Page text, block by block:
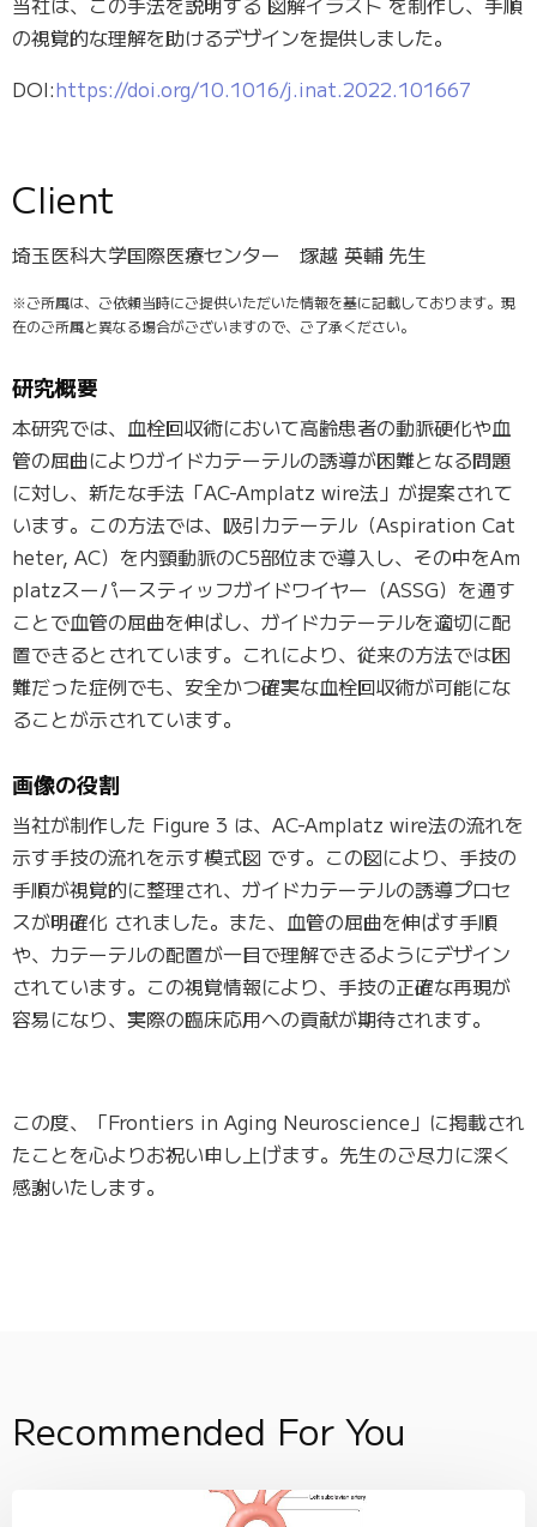
の視覚的な理解を助けるデザインを提供しました。
DOI:https://doi.org/10.1016/j.inat.2022.101667
Client
埼玉医科大学国際医療センター 塚越 英輔 先生
※ご所属は、ご依頼当時にご提供いただいた情報を基に記載しております。現
在のご所属と異なる場合がございますので、ご了承ください。
研究概要
本研究では、血栓回収術において高齢患者の動脈硬化や血
管の屈曲によりガイドカテーテルの誘導が困難となる問題
に対し、新たな手法「AC-Amplatz wire法」が提案されて
います。この方法では、吸引カテーテル（Aspiration Cat
heter, AC）を内頸動脈のC5部位まで導入し、その中をAm
platzスーパースティッフガイドワイヤー（ASSG）を通す
ことで血管の屈曲を伸ばし、ガイドカテーテルを適切に配
置できるとされています。これにより、従来の方法では困
難だった症例でも、安全かつ確実な血栓回収術が可能にな
ることが示されています。
画像の役割
当社が制作した Figure 3 は、AC-Amplatz wire法の流れを
示す手技の流れを示す模式図 です。この図により、手技の
手順が視覚的に整理され、ガイドカテーテルの誘導プロセ
スが明確化 されました。また、血管の屈曲を伸ばす手順
や、カテーテルの配置が一目で理解できるようにデザイン
されています。この視覚情報により、手技の正確な再現が
容易になり、実際の臨床応用への貢献が期待されます。
この度、「Frontiers in Aging Neuroscience」に掲載され
たことを心よりお祝い申し上げます。先生のご尽力に深く
感謝いたします。
Recommended For You